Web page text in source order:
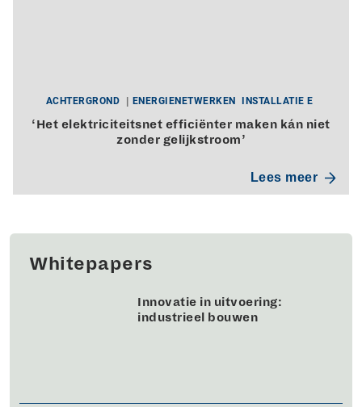
ACHTERGROND ENERGIENETWERKEN INSTALLATIE E
‘Het elektriciteitsnet efficiënter maken kán niet
zonder gelijkstroom’
Lees meer
Whitepapers
Innovatie in uitvoering:
industrieel bouwen